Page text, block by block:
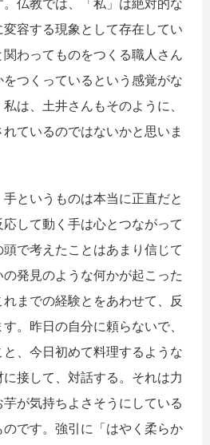
容する現象として存在してい
わってものをつくる職人さん
つくっているという感覚がな
は、土井さんもそのように、
れているのではないかと思いま
というものは本当に正直だと
して動く手は心とつながって
で考えたことはあまり信じて
発見のような何かが起こった
までの経験とをあわせて、反
。昨日の自分に頼らないで、
、今日初めて料理するような
接して、対話する。それは力
が気持ちよさそうにしている
です。強引に「はやく柔らか